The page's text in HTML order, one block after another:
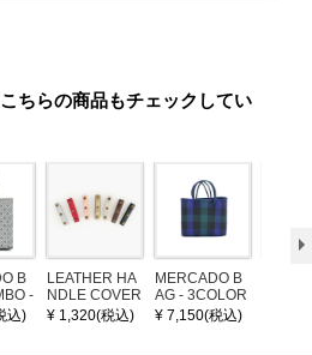
ちらの商品もチェックしてい
B
-
込)
LEATHER HA
NDLE COVER
¥ 1,320(税込)
MERCADO B
AG - 3COLOR
S CHECK - Bl
¥ 7,150(税込)